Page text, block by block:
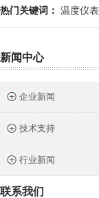
热门关键词： 温度仪表
新闻中心
企业新闻
技术支持
行业新闻
联系我们